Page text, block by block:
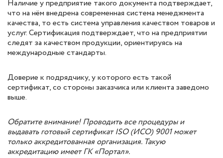
Наличие у предприятие такого документа подтверждает,
что на нём внедрена современная система менеджмента
качества, то есть система управления качеством товаров и
услуг. Сертификация подтверждает, что на предприятии
следят за качеством продукции, ориентируясь на
международные стандарты.
Доверие к подрядчику, у которого есть такой
сертификат, со стороны заказчика или клиента заведомо
выше.
Обратите внимание! Проводить все процедуры и
выдавать готовый сертификат ISO (ИСО) 9001 может
только аккредитованная организация. Такую
аккредитацию имеет ГК «Портал».